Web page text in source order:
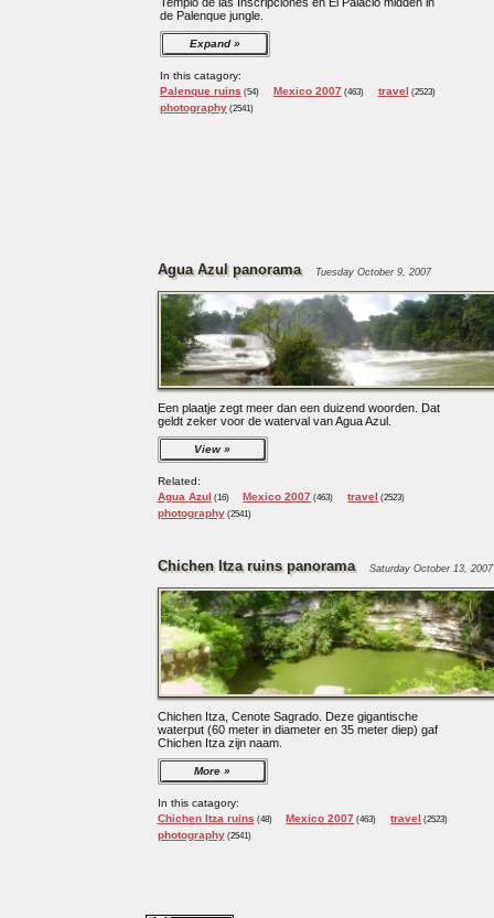
de Palenque jungle.
Expand
In this catagory:
Palenque ruins (54) Mexico 2007 (463) travel (2523)
photography(2541)
Agua Azul panorama Tuesday October 9, 2007
Een plaatje zegt meer dan een duizend woorden. Dat
geldt zeker voor de waterval van Agua Azul.
View
Related:
Agua Azul (16) Mexico 2007 (463) travel (2523)
photography(2541)
Chichen Itza ruins panorama Saturday October 13, 2007
Chichen Itza, Cenote Sagrado. Deze gigantische
waterput (60 meter in diameter en 35 meter diep) gaf
Chichen Itza zijn naam.
More
In this catagory:
Chichen Itza ruins (48) Mexico 2007 (463) travel (2523)
photography(2541)